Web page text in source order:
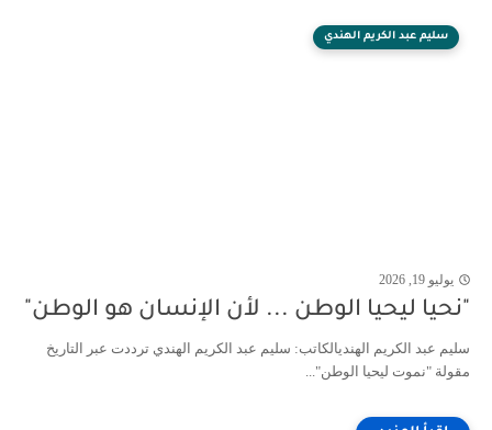
سليم عبد الكريم الهندي
يوليو 19, 2026
"نحيا ليحيا الوطن ... لأن الإنسان هو الوطن"
سليم عبد الكريم الهنديالكاتب: سليم عبد الكريم الهندي ترددت عبر التاريخ
مقولة "نموت ليحيا الوطن"...